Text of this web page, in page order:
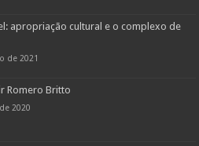
apropriação cultural e o complexo de
de 2021
Romero Britto
2020